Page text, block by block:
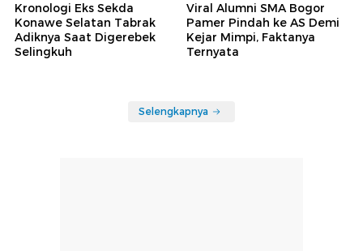
Kronologi Eks Sekda
Konawe Selatan Tabrak
Adiknya Saat Digerebek
Selingkuh
Viral Alumni SMA Bogor
Pamer Pindah ke AS Demi
Kejar Mimpi, Faktanya
Ternyata
Selengkapnya